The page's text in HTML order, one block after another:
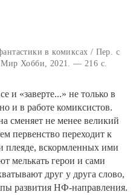
в комиксах / Пер. с
Хобби, 2021. — 216 с.
и «заверте...» не только в
и в работе комиксистов.
сменяет не менее великий
первенство переходит к
плеяде, вскормленных ими
мелькать герои и сами
друг у друга слово,
развития НФ-направления.